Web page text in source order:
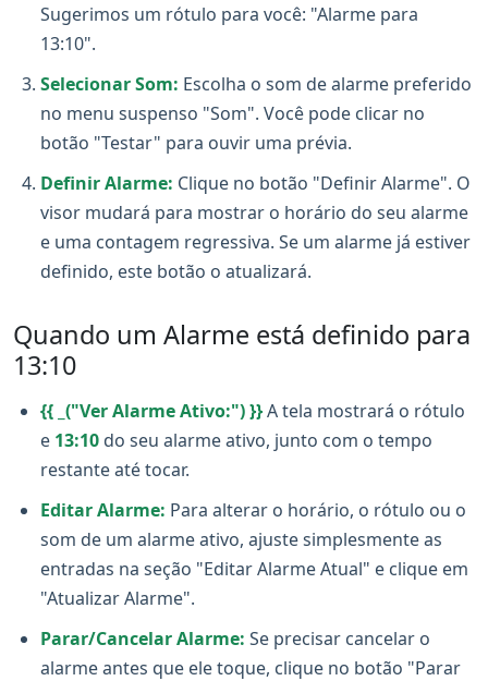
Sugerimos um rótulo para você: "Alarme para
13:10".
Selecionar Som: Escolha o som de alarme preferido
no menu suspenso "Som". Você pode clicar no
botão "Testar" para ouvir uma prévia.
Definir Alarme: Clique no botão "Definir Alarme". O
visor mudará para mostrar o horário do seu alarme
e uma contagem regressiva. Se um alarme já estiver
definido, este botão o atualizará.
Quando um Alarme está definido para
13:10
{{ _("Ver Alarme Ativo:") }}A tela mostrará o rótulo
e 13:10 do seu alarme ativo, junto com o tempo
restante até tocar.
Editar Alarme: Para alterar o horário, o rótulo ou o
som de um alarme ativo, ajuste simplesmente as
entradas na seção "Editar Alarme Atual" e clique em
"Atualizar Alarme".
Parar/Cancelar Alarme: Se precisar cancelar o
alarme antes que ele toque, clique no botão "Parar